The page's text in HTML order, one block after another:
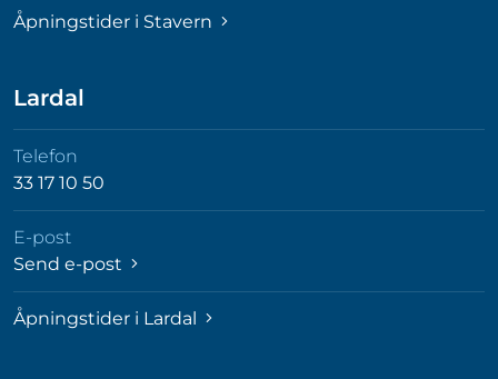
Åpningstider i Stavern
Lardal
Telefon
33 17 10 50
E-post
Send e-post
Åpningstider i Lardal